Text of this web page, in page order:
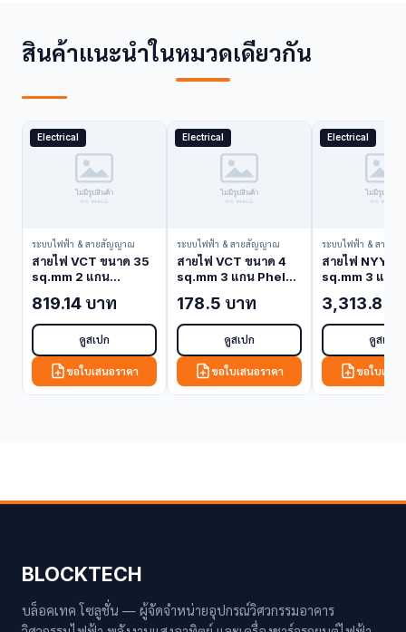
สินค้าแนะนำในหมวดเดียวกัน
Electrical
ระบบไฟฟ้า & สายสัญญาณ
สายไฟ VCT ขนาด 35
sq.mm 2 แกน
VCT-35-2C (VCT
Cable)
819.14 บาท
ดูสเปก
ขอใบเสนอราคา
Electrical
ระบบไฟฟ้า & สายสัญญาณ
สายไฟ VCT ขนาด 4
sq.mm 3 แกน Phelps
(VCT Cable)
178.5 บาท
ดูสเปก
ขอใบเสนอราคา
Electrical
ระบบไฟฟ้า & สายสั
สายไฟ NYY ข
sq.mm 3 แกน
(NYY Cable)
3,313.8 บ
ดูสเปก
ขอใบเสน
BLOCKTECH
บล็อคเทค โซลูชั่น — ผู้จัดจำหน่ายอุปกรณ์วิศวกรรมอาคาร